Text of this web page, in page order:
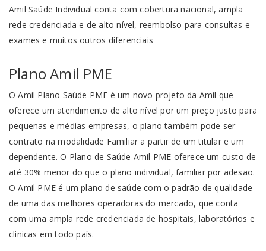
Amil Saúde Individual conta com cobertura nacional, ampla
rede credenciada e de alto nível, reembolso para consultas e
exames e muitos outros diferenciais
Plano Amil PME
O Amil Plano Saúde PME é um novo projeto da Amil que
oferece um atendimento de alto nível por um preço justo para
pequenas e médias empresas, o plano também pode ser
contrato na modalidade Familiar a partir de um titular e um
dependente. O Plano de Saúde Amil PME oferece um custo de
até 30% menor do que o plano individual, familiar por adesão.
O Amil PME é um plano de saúde com o padrão de qualidade
de uma das melhores operadoras do mercado, que conta
com uma ampla rede credenciada de hospitais, laboratórios e
clinicas em todo país.